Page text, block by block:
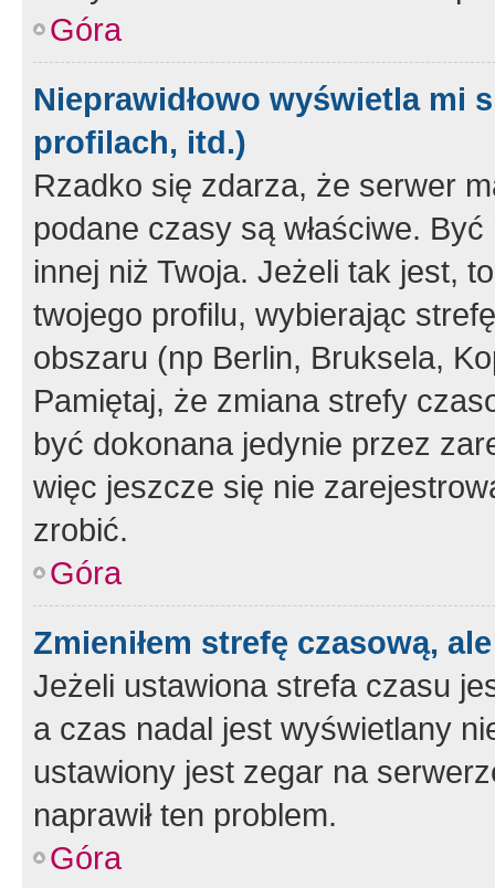
Góra
Nieprawidłowo wyświetla mi
profilach, itd.)
Rzadko się zdarza, że serwer
podane czasy są właściwe.
innej niż Twoja. Jeżeli tak jest,
twojego profilu, wybierając
obszaru (np Berlin, Bruksela,
Pamiętaj, że zmiana strefy
być dokonana jedynie przez
więc jeszcze się nie
zrobić.
Góra
Zmieniłem strefę czasową,
Jeżeli ustawiona strefa czasu
a czas nadal jest wyświetlany
ustawiony jest zegar na
naprawił ten problem.
Góra